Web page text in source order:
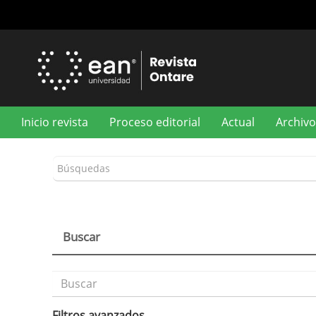
principal
Inicio revista Proceso editorial Actual
Buscar
Buscar
artículos
por